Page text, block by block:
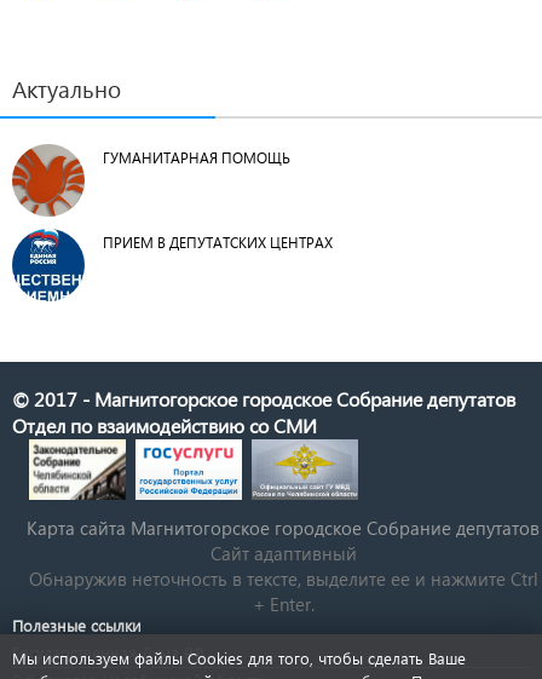
Актуально
ГУМАНИТАРНАЯ ПОМОЩЬ
ПРИЕМ В ДЕПУТАТСКИХ ЦЕНТРАХ
© 2017 - Магнитогорское городское Собрание депутатов
Отдел по взаимодействию со СМИ
Карта сайта Магнитогорское городское Cобрание депутатов
Сайт адаптивный
Обнаружив неточность в тексте, выделите ее и нажмите Ctrl
+ Enter.
Полезные ссылки
Государственная Дума РФ
Мы используем файлы Cookies для того, чтобы сделать Ваше